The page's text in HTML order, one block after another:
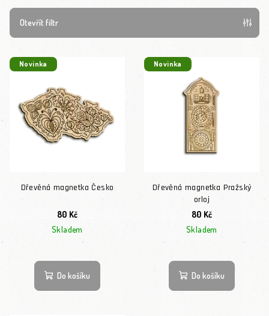
Otevřít filtr
Výpis produktů
Novinka
Dřevěná magnetka Česko
80 Kč
Skladem
Do košíku
Novinka
Dřevěná magnetka Pražský
orloj
80 Kč
Skladem
Do košíku